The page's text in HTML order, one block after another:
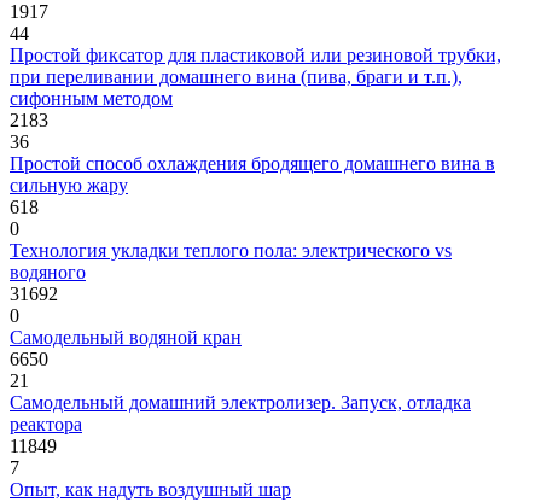
1917
44
Простой фиксатор для пластиковой или резиновой трубки,
при переливании домашнего вина (пива, браги и т.п.),
сифонным методом
2183
36
Простой способ охлаждения бродящего домашнего вина в
сильную жару
618
0
Технология укладки теплого пола: электрического vs
водяного
31692
0
Самодельный водяной кран
6650
21
Самодельный домашний электролизер. Запуск, отладка
реактора
11849
7
Опыт, как надуть воздушный шар